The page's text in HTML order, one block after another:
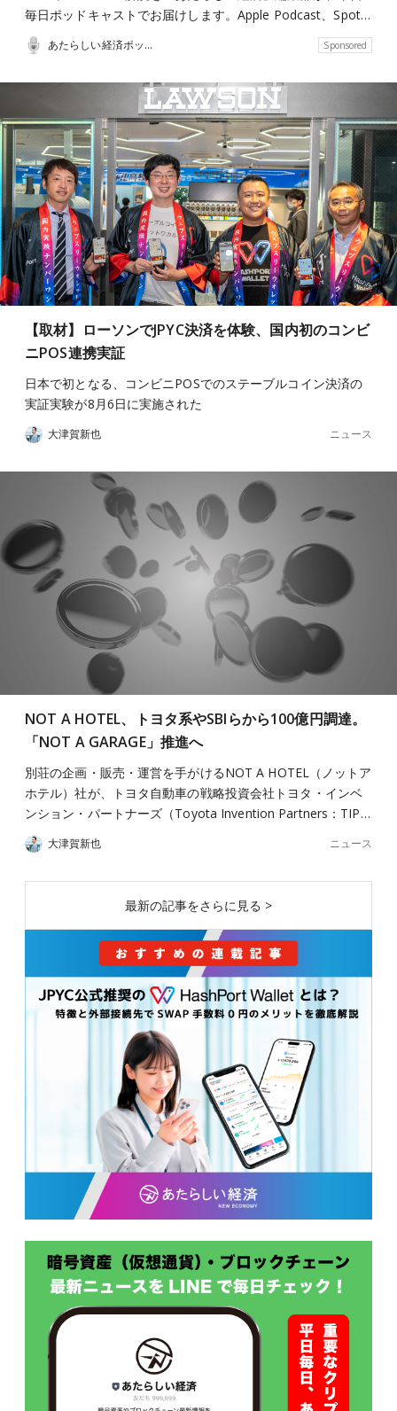
毎日ポッドキャストでお届けします。Apple Podcast、Spot…
あたらしい経済ポッドキャスト Sponsored
【取材】ローソンでJPYC決済を体験、国内初のコンビ
ニPOS連携実証
日本で初となる、コンビニPOSでのステーブルコイン決済の
実証実験が8月6日に実施された
大津賀新也 ニュース
NOT A HOTEL、トヨタ系やSBIらから100億円調達。
「NOT A GARAGE」推進へ
別荘の企画・販売・運営を手がけるNOT A HOTEL（ノットア
ホテル）社が、トヨタ自動車の戦略投資会社トヨタ・インベ
ンション・パートナーズ（Toyota Invention Partners：TIP…
大津賀新也 ニュース
最新の記事をさらに見る >